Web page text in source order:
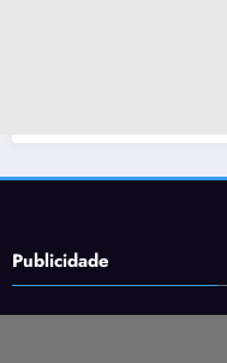
Publicidade